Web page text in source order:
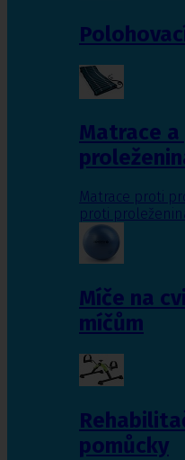
Matrace
Matrace proti
proti
Míče na
míčům
pomůcky